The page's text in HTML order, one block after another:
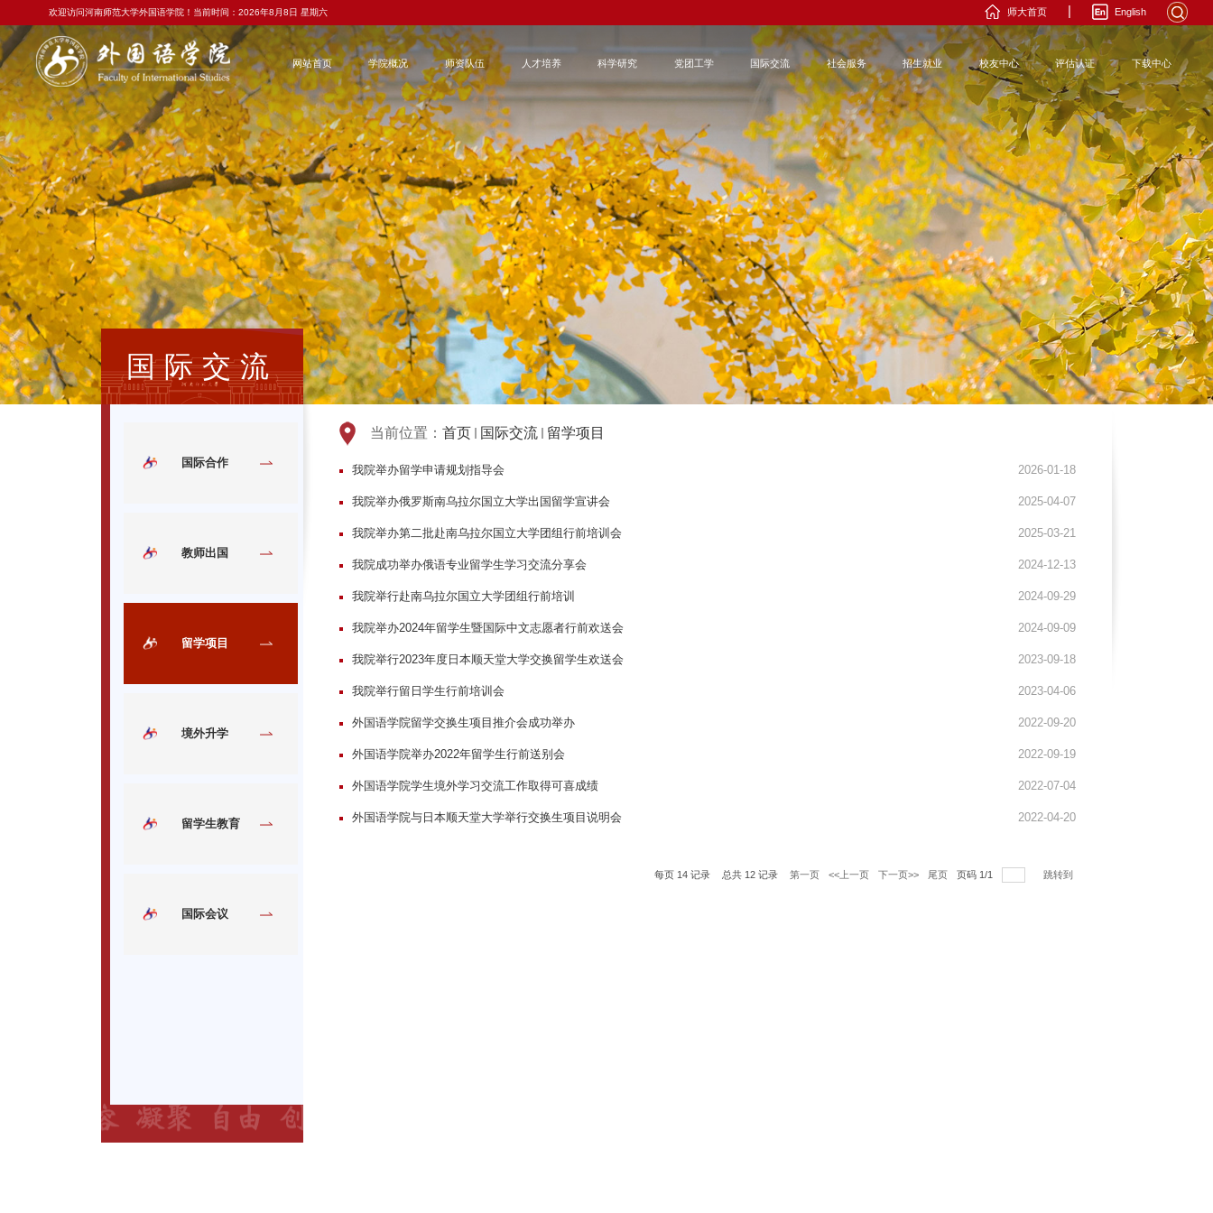
欢迎访问河南师范大学外国语学院！当前时间： 2026年8月8日 星期六 师大首页 | English
网站首页 学院概况 师资队伍 人才培养 科学研究 党团工学 国际交流 社会服务 招生就业 校友中心 评估认证 下载中心
国际交流
国际合作
教师出国
留学项目
境外升学
留学生教育
国际会议
当前位置： 首页 国际交流 留学项目
我院举办留学申请规划指导会 2026-01-18
我院举办俄罗斯南乌拉尔国立大学出国留学宣讲会 2025-04-07
我院举办第二批赴南乌拉尔国立大学团组行前培训会 2025-03-21
我院成功举办俄语专业留学生学习交流分享会 2024-12-13
我院举行赴南乌拉尔国立大学团组行前培训 2024-09-29
我院举办2024年留学生暨国际中文志愿者行前欢送会 2024-09-09
我院举行2023年度日本顺天堂大学交换留学生欢送会 2023-09-18
我院举行留日学生行前培训会 2023-04-06
外国语学院留学交换生项目推介会成功举办 2022-09-20
外国语学院举办2022年留学生行前送别会 2022-09-19
外国语学院学生境外学习交流工作取得可喜成绩 2022-07-04
外国语学院与日本顺天堂大学举行交换生项目说明会 2022-04-20
每页 14 记录 总共 12 记录 第一页 <<上一页 下一页>> 尾页 页码 1/1 跳转到